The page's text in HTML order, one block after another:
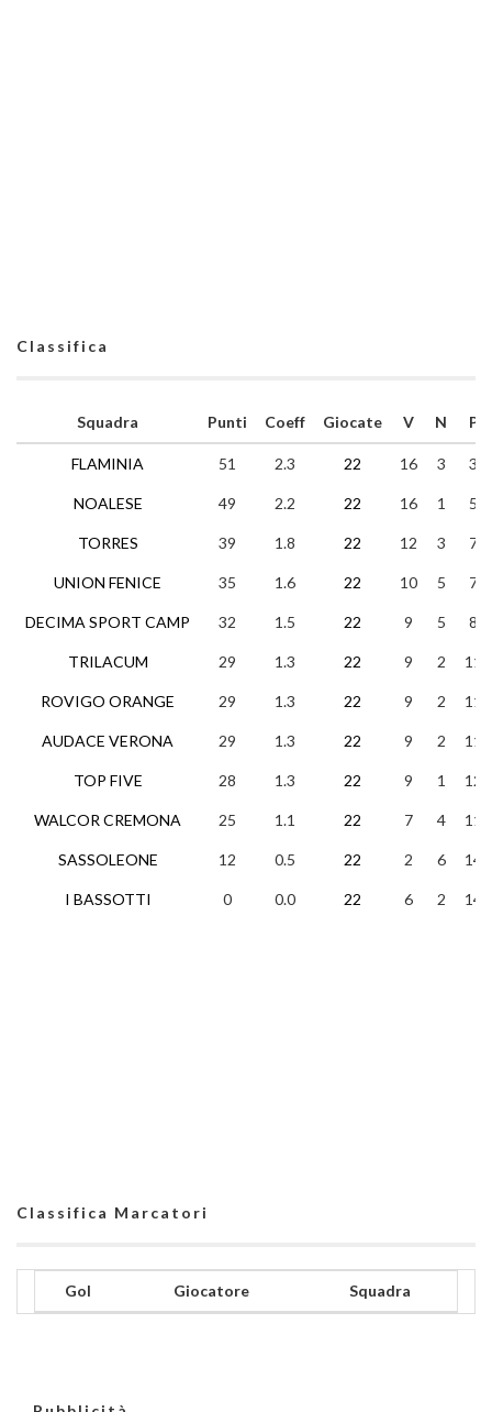
Classifica
Squadra
FLAMINIA
NOALESE
TORRES
UNION FENICE
DECIMA SPORT CAMP
TRILACUM
ROVIGO ORANGE
AUDACE VERONA
TOP FIVE
WALCOR CREMONA
SASSOLEONE
I BASSOTTI
Punti Coeff Giocate V N P
51 2.3 22 16 3 3
49 2.2 22 16 1 5
39 1.8 22 12 3 7
35 1.6 22 10 5 7
32 1.5 22 9 5 8
29 1.3 22 9 2 11
29 1.3 22 9 2 11
29 1.3 22 9 2 11
28 1.3 22 9 1 12
25 1.1 22 7 4 11
12 0.5 22 2 6 14
0 0.0 22 6 2 14
Classifica Marcatori
Gol Giocatore Squadra